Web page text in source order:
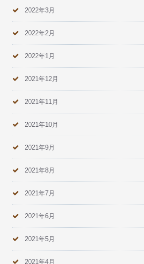
2022年3月
2022年2月
2022年1月
2021年12月
2021年11月
2021年10月
2021年9月
2021年8月
2021年7月
2021年6月
2021年5月
2021年4月